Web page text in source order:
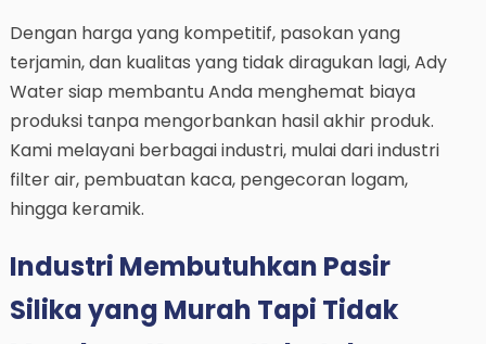
Dengan harga yang kompetitif, pasokan yang
terjamin, dan kualitas yang tidak diragukan lagi, Ady
Water siap membantu Anda menghemat biaya
produksi tanpa mengorbankan hasil akhir produk.
Kami melayani berbagai industri, mulai dari industri
filter air, pembuatan kaca, pengecoran logam,
hingga keramik.
Industri Membutuhkan Pasir
Silika yang Murah Tapi Tidak